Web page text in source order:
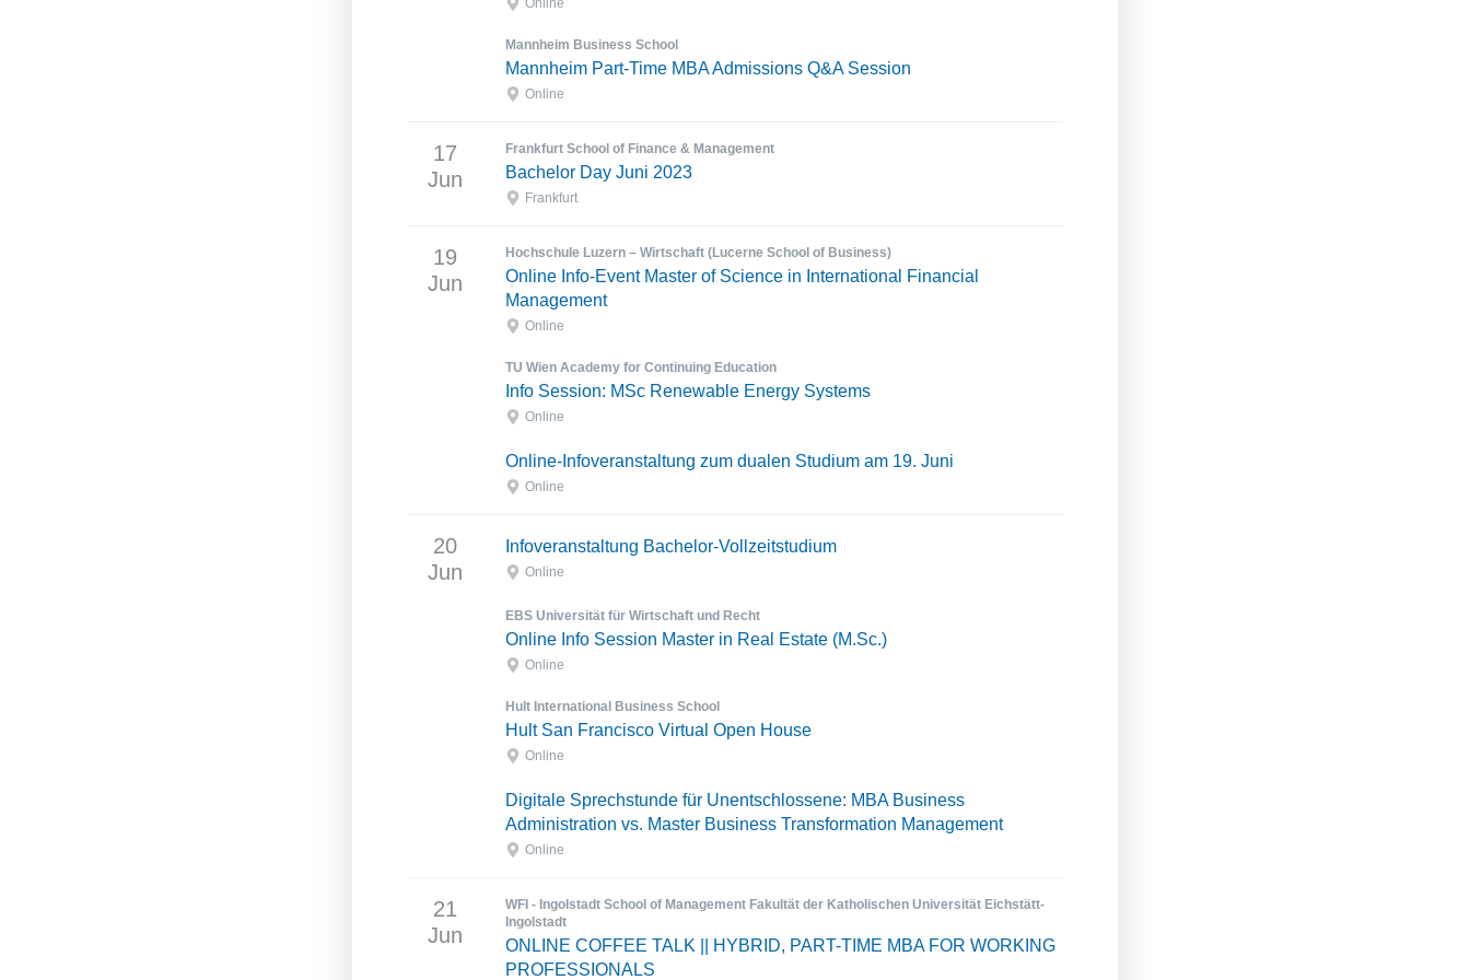
Online
Mannheim Business School
Mannheim Part-Time MBA Admissions Q&A Session
Online
17
Jun
Frankfurt School of Finance & Management
Bachelor Day Juni 2023
Frankfurt
19
Jun
Hochschule Luzern – Wirtschaft (Lucerne School of Business)
Online Info-Event Master of Science in International Financial
Management
Online
TU Wien Academy for Continuing Education
Info Session: MSc Renewable Energy Systems
Online
Online-Infoveranstaltung zum dualen Studium am 19. Juni
Online
20
Jun
Infoveranstaltung Bachelor-Vollzeitstudium
Online
EBS Universität für Wirtschaft und Recht
Online Info Session Master in Real Estate (M.Sc.)
Online
Hult International Business School
Hult San Francisco Virtual Open House
Online
Digitale Sprechstunde für Unentschlossene: MBA Business
Administration vs. Master Business Transformation Management
Online
21
Jun
WFI - Ingolstadt School of Management Fakultät der Katholischen Universität Eichstätt-
Ingolstadt
ONLINE COFFEE TALK || HYBRID, PART-TIME MBA FOR WORKING
PROFESSIONALS